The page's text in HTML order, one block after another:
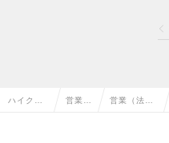
ハイクラ 営業系 営業（法人